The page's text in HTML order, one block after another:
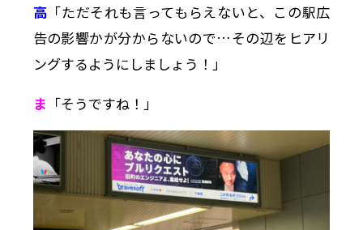
高 「ただそれも言ってもらえないと、この駅広
告の影響かが分からないので…その辺をヒアリ
ングするようにしましょう！」
ま 「そうですね！」